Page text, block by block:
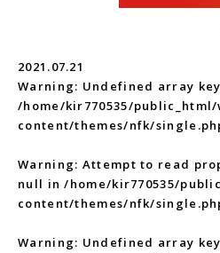
2021.07.21
Warning: Undefined array
/home/kir770535/
content/themes/nfk/
Warning: Attempt to read
null in/home/kir770535/
content/themes/nfk/
Warning: Undefined array